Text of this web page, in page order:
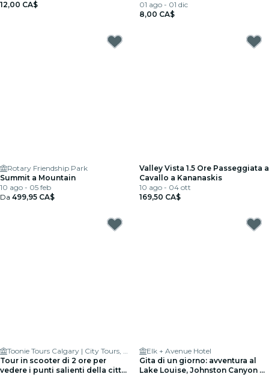
4–8)
12,00 CA$
01 ago - 01 dic
8,00 CA$
Rotary Friendship Park
Summit a Mountain
10 ago - 05 feb
Da 499,95 CA$
Valley Vista 1.5 Ore Passeggiata a
Cavallo a Kananaskis
10 ago - 04 ott
169,50 CA$
Toonie Tours Calgary | City Tours, Bike & Scooter Rentals
Tour in scooter di 2 ore per
vedere i punti salienti della città
Elk + Avenue Hotel
Gita di un giorno: avventura al
Lake Louise, Johnston Canyon &